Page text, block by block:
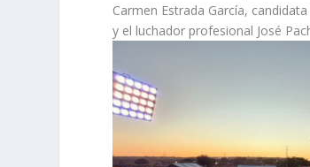
Carmen Estrada García,
y el luchador profesional José